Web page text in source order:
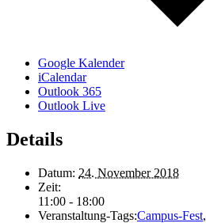
Google Kalender
iCalendar
Outlook 365
Outlook Live
Details
Datum: 24. November 2018
Zeit:
11:00 - 18:00
Veranstaltung-Tags:Campus-Fest,